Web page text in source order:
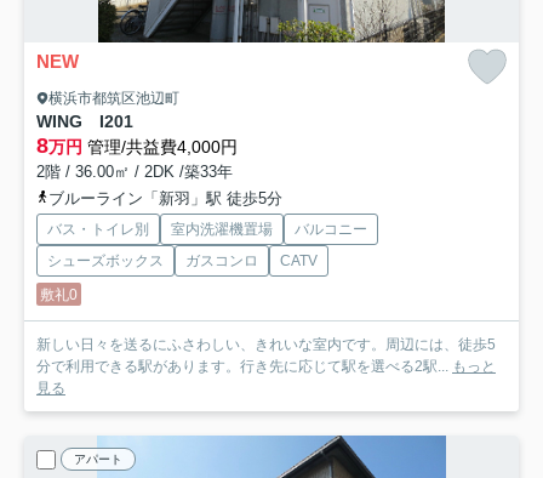
NEW
横浜市都筑区池辺町
WING I201
8万円 管理/共益費4,000円
2階 / 36.00㎡ / 2DK /築33年
ブルーライン「新羽」駅 徒歩5分
バス・トイレ別 室内洗濯機置場
バルコニー
シューズボックス
ガスコンロ
CATV
敷礼0
新しい日々を送るにふさわしい、きれいな室内です。周辺には、徒歩5
分で利用できる駅があります。行き先に応じて駅を選べる2駅...
もっと
見る
アパート